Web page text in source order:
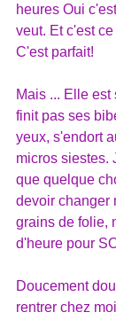
heures Oui
veut. Et c'est
C'est parfait!
Mais ... Elle
finit pas ses
yeux, s'endort
micros siestes.
que quelque
devoir changer
grains de folie,
d'heure pour
Doucement
rentrer chez